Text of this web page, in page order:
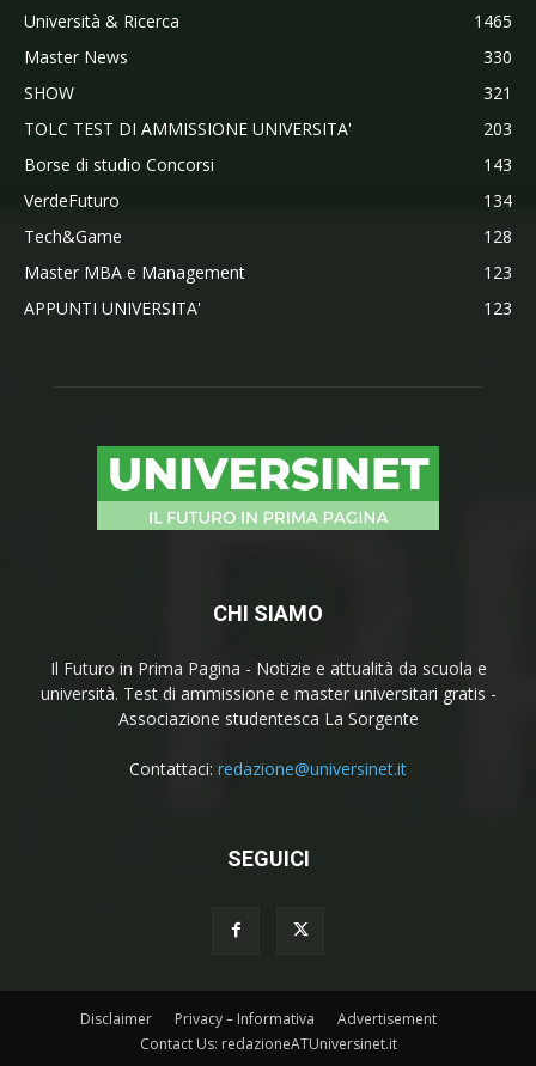
Università & Ricerca
1465
Master News
330
SHOW
321
TOLC TEST DI AMMISSIONE UNIVERSITA'
203
Borse di studio Concorsi
143
VerdeFuturo
134
Tech&Game
128
Master MBA e Management
123
APPUNTI UNIVERSITA'
123
CHI SIAMO
Il Futuro in Prima Pagina - Notizie e attualità da scuola e
università. Test di ammissione e master universitari gratis -
Associazione studentesca La Sorgente
Contattaci: redazione@universinet.it
SEGUICI
Disclaimer Privacy – Informativa
Advertisement
Contact Us: redazioneATUniversinet.it